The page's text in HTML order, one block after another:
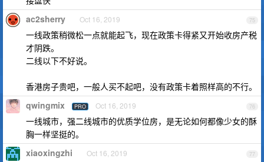
75
ac2sherry Oct 16, 2019
一线政策稍微松一点就能起飞，现在政策卡得紧又开始收房产税
才阴跌。
二线以下不好说。
香港房子贵吧，一般人买不起吧，没有政策卡着照样高的不行。
76
qwingmix PRO Oct 16, 2019
一线城市，强二线城市的优质学位房，是无论如何都像少女的酥
胸一样坚挺的。
77
xiaoxingzhi Oct 16, 2019